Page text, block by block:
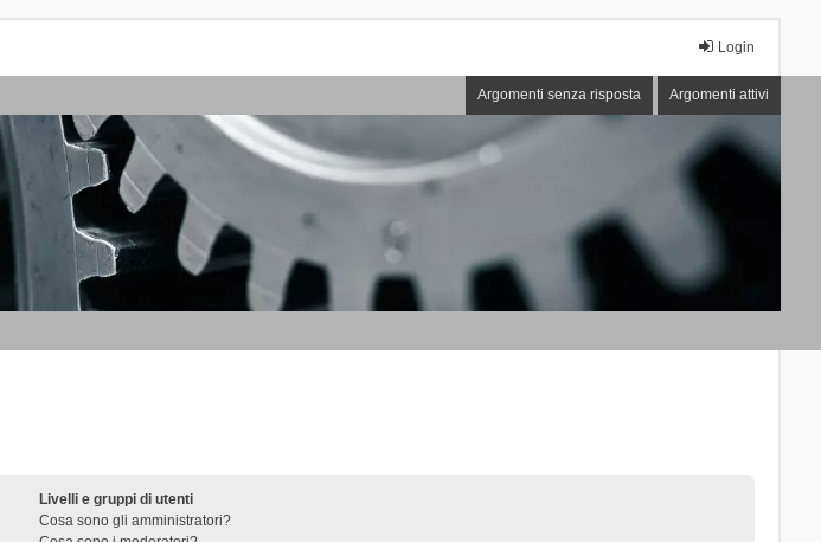
Login
Argomenti senza risposta Argomenti attivi
Livelli e gruppi di utenti
Cosa sono gli amministratori?